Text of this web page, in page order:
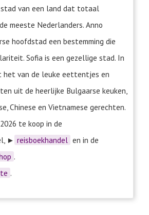
stad van een land dat totaal
meeste Nederlanders. Anno
hoofdstad een bestemming die
Sofia is een gezellige stad. In
het van de leuke eettentjes en
uit de heerlijke Bulgaarse keuken,
Chinese en Vietnamese gerechten.
te koop in de
► reisboekhandel en in de
.
.